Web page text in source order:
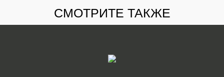
СМОТРИТЕ ТАКЖЕ